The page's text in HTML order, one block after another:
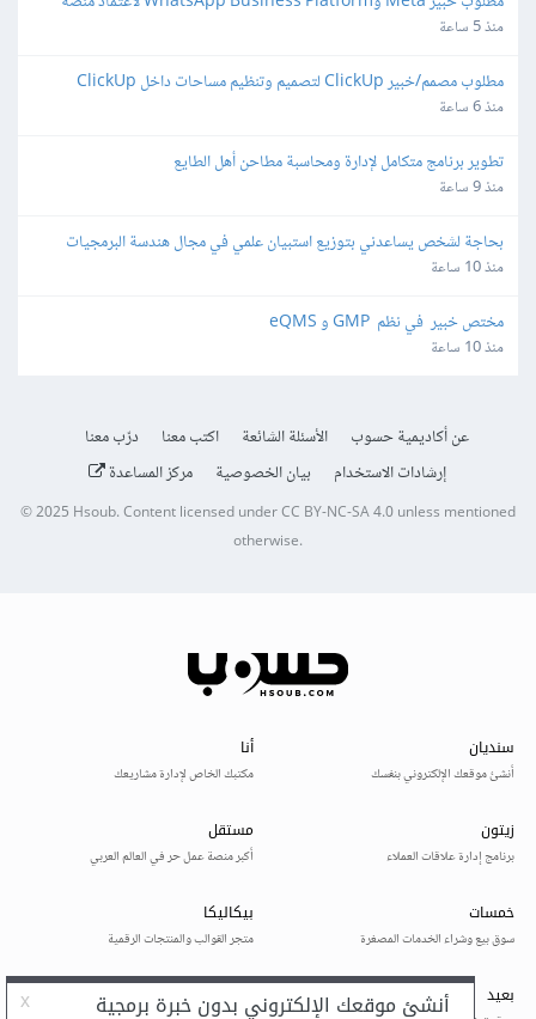
واتساب
منذ 5 ساعة
مطلوب مصمم/خبير ClickUp لتصميم وتنظيم مساحات داخل ClickUp
منذ 6 ساعة
تطوير برنامج متكامل لإدارة ومحاسبة مطاحن أهل الطايع
منذ 9 ساعة
بحاجة لشخص يساعدني بتوزيع استبيان علمي في مجال هندسة البرمجيات
منذ 10 ساعة
مختص خبير  في نظم  GMP و eQMS
منذ 10 ساعة
عن أكاديمية حسوب الأسئلة الشائعة اكتب معنا
درّب معنا
إرشادات الاستخدام
بيان الخصوصية مركز المساعدة
© 2025 Hsoub.Content licensed underCC BY-NC-SA 4.0unless mentioned
otherwise.